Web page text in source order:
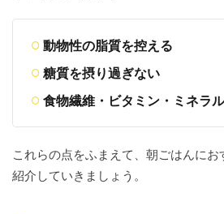
動物性の脂質を控える
糖質を摂り過ぎない
食物繊維・ビタミン・ミネラ
これらの点をふまえて、朝ごはんに
紹介していきましょう。